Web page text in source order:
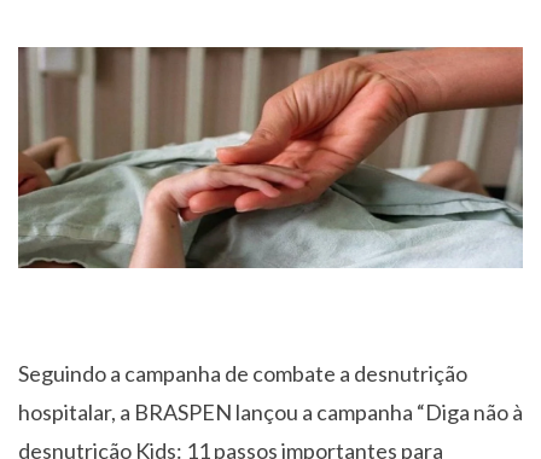
Seguindo a campanha de combate a desnutrição
hospitalar, a BRASPEN lançou a campanha “Diga não à
desnutrição Kids: 11 passos importantes para